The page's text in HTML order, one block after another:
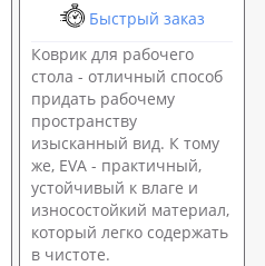
Быстрый заказ
Коврик для рабочего
стола - отличный способ
придать рабочему
пространству
изысканный вид. К тому
же, EVA - практичный,
устойчивый к влаге и
износостойкий материал,
который легко содержать
в чистоте.